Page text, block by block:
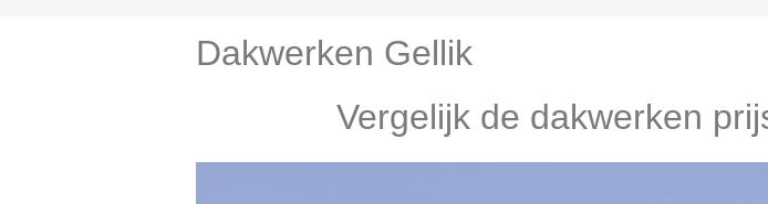
Dakwerken Gellik
Vergelijk de dakwerken